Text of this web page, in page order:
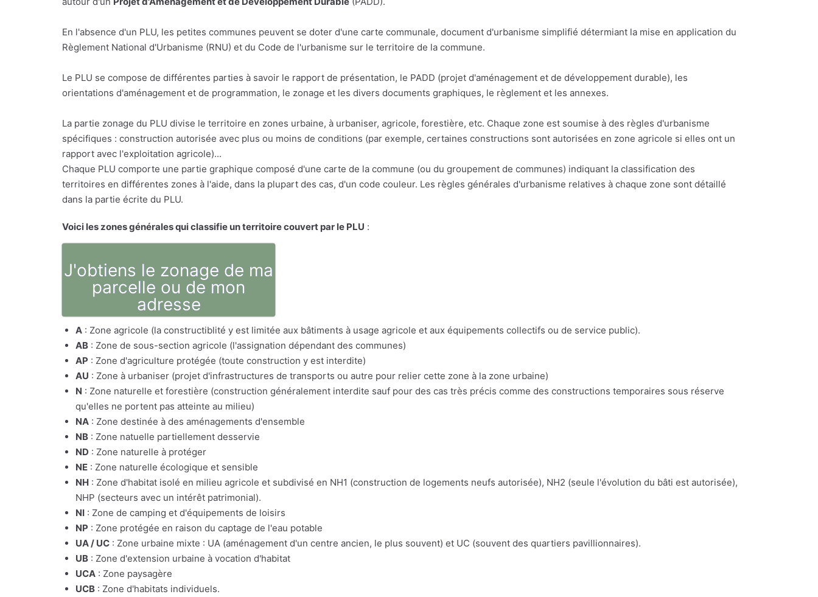
En l'absence d'un PLU, les petites communes peuvent se doter d'une carte communale, document d'urbanisme simplifié détermiant la mise en application du
Règlement National d'Urbanisme (RNU) et du Code de l'urbanisme sur le territoire de la commune.
Le PLU se compose de différentes parties à savoir le rapport de présentation, le PADD (projet d'aménagement et de développement durable), les
orientations d'aménagement et de programmation, le zonage et les divers documents graphiques, le règlement et les annexes.
La partie zonage du PLU divise le territoire en zones urbaine, à urbaniser, agricole, forestière, etc. Chaque zone est soumise à des règles d'urbanisme
spécifiques : construction autorisée avec plus ou moins de conditions (par exemple, certaines constructions sont autorisées en zone agricole si elles ont un
rapport avec l'exploitation agricole)...
Chaque PLU comporte une partie graphique composé d'une carte de la commune (ou du groupement de communes) indiquant la classification des
territoires en différentes zones à l'aide, dans la plupart des cas, d'un code couleur. Les règles générales d'urbanisme relatives à chaque zone sont détaillé
dans la partie écrite du PLU.
Voici les zones générales qui classifie un territoire couvert par le PLU :
J'obtiens le zonage de ma
parcelle ou de mon
adresse
A : Zone agricole (la constructiblité y est limitée aux bâtiments à usage agricole et aux équipements collectifs ou de service public).
AB : Zone de sous-section agricole (l'assignation dépendant des communes)
AP : Zone d'agriculture protégée (toute construction y est interdite)
AU : Zone à urbaniser (projet d'infrastructures de transports ou autre pour relier cette zone à la zone urbaine)
N : Zone naturelle et forestière (construction généralement interdite sauf pour des cas très précis comme des constructions temporaires sous réserve
qu'elles ne portent pas atteinte au milieu)
NA : Zone destinée à des aménagements d'ensemble
NB : Zone natuelle partiellement desservie
ND : Zone naturelle à protéger
NE : Zone naturelle écologique et sensible
NH : Zone d'habitat isolé en milieu agricole et subdivisé en NH1 (construction de logements neufs autorisée), NH2 (seule l'évolution du bâti est autorisée),
NHP (secteurs avec un intérêt patrimonial).
NI : Zone de camping et d'équipements de loisirs
NP : Zone protégée en raison du captage de l'eau potable
UA / UC : Zone urbaine mixte : UA (aménagement d'un centre ancien, le plus souvent) et UC (souvent des quartiers pavillionnaires).
UB : Zone d'extension urbaine à vocation d'habitat
UCA : Zone paysagère
UCB : Zone d'habitats individuels.